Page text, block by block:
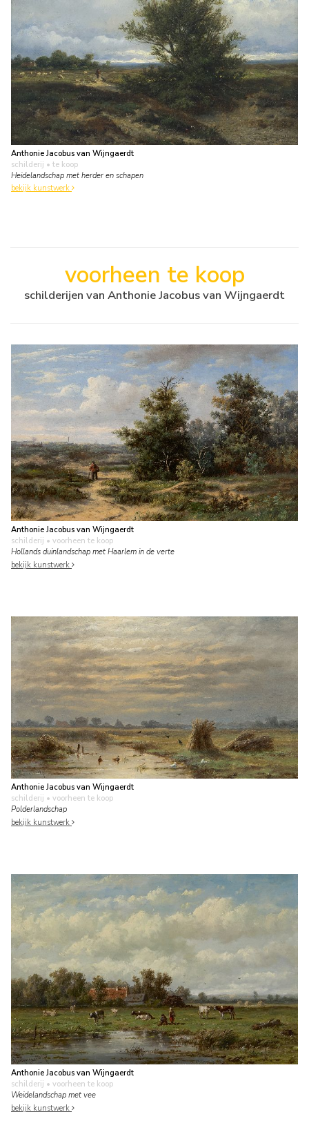
Anthonie Jacobus van Wijngaerdt
schilderij • te koop
Heidelandschap met herder en schapen
bekijk kunstwerk
voorheen te koop
schilderijen van Anthonie Jacobus van Wijngaerdt
Anthonie Jacobus van Wijngaerdt
schilderij • voorheen te koop
Hollands duinlandschap met Haarlem in de verte
bekijk kunstwerk
Anthonie Jacobus van Wijngaerdt
schilderij • voorheen te koop
Polderlandschap
bekijk kunstwerk
Anthonie Jacobus van Wijngaerdt
schilderij • voorheen te koop
Weidelandschap met vee
bekijk kunstwerk